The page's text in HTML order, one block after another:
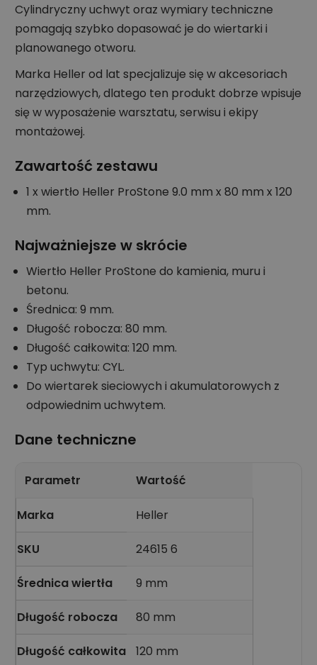
Cylindryczny uchwyt oraz wymiary techniczne
pomagają szybko dopasować je do wiertarki i
planowanego otworu.
Marka Heller od lat specjalizuje się w akcesoriach
narzędziowych, dlatego ten produkt dobrze wpisuje
się w wyposażenie warsztatu, serwisu i ekipy
montażowej.
Zawartość zestawu
1 x wiertło Heller ProStone 9.0 mm x 80 mm x 120
mm.
Najważniejsze w skrócie
Wiertło Heller ProStone do kamienia, muru i
betonu.
Średnica: 9 mm.
Długość robocza: 80 mm.
Długość całkowita: 120 mm.
Typ uchwytu: CYL.
Do wiertarek sieciowych i akumulatorowych z
odpowiednim uchwytem.
Dane techniczne
Parametr Wartość
Marka Heller
SKU 24615 6
Średnica wiertła 9 mm
Długość robocza 80 mm
Długość całkowita 120 mm